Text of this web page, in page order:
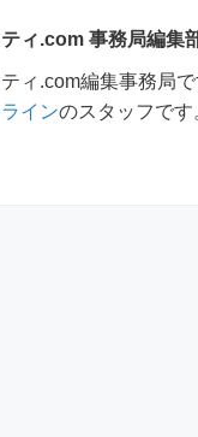
ィ.com 事務局編集
ィ.com編集事務局
インのスタッフで